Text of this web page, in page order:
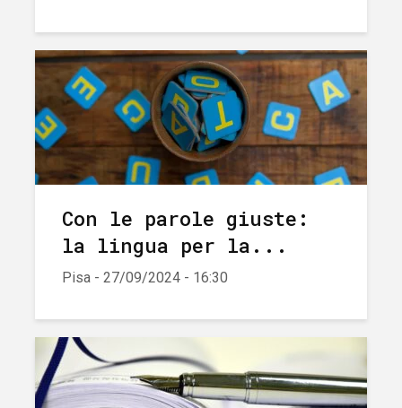
Con le parole giuste:
la lingua per la...
Pisa - 27/09/2024 - 16:30